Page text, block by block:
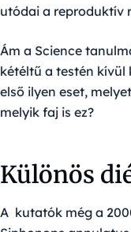
utódai a reproduktív
Ám a Science
kétéltű a testén kívül
első ilyen eset,
melyik faj is ez?
Különös
A kutatók még a